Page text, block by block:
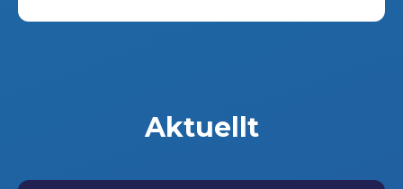
Aktuellt